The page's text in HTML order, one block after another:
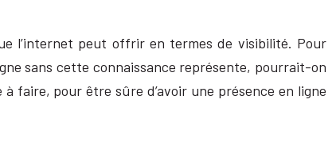
l’internet peut offrir en termes de visibilité. Pour
sans cette connaissance représente, pourrait-on
faire, pour être sûre d’avoir une présence en ligne